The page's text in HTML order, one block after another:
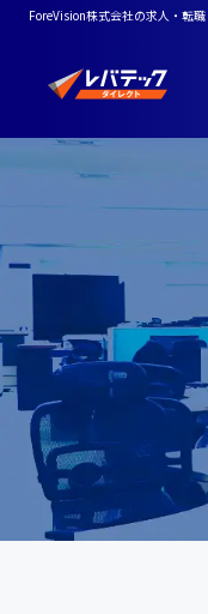
ForeVision株式会社の求人・転